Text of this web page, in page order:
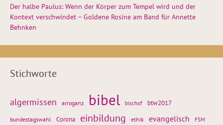
Der halbe Paulus: Wenn der Körper zum Tempel wird und der
Kontext verschwindet – Goldene Rosine am Band für Annette
Behnken
Stichworte
algermissen arroganz bibel bischof btw2017
bundestagswahl Corona einbildung ethik evangelisch FSM